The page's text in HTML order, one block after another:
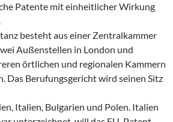
Patente mit einheitlicher Wirkung
besteht aus einer Zentralkammer
Außenstellen in London und
örtlichen und regionalen Kammern
Das Berufungsgericht wird seinen Sitz
Italien, Bulgarien und Polen. Italien